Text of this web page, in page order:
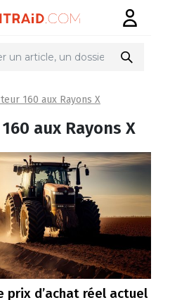
160 aux Rayons X
aux Rayons X
prix d’achat réel actuel